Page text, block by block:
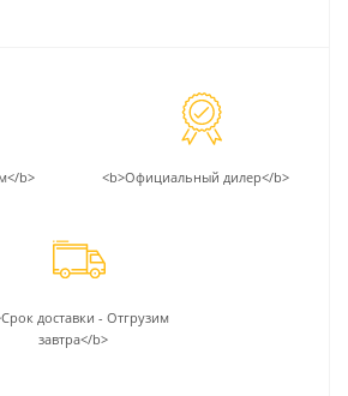
b> <b>Официальный дилер</b>
доставки - Отгрузим
завтра</b>